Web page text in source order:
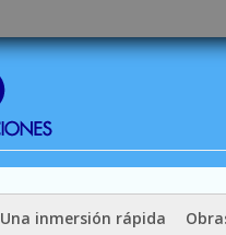
Una inmersión rápida